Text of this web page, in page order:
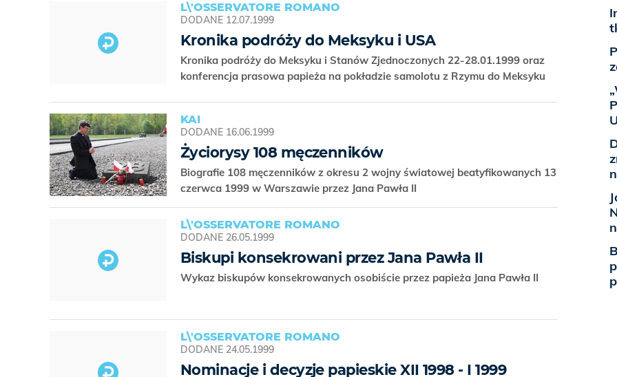
L\'OSSERVATORE ROMANO
DODANE 12.07.1999
Kronika podróży do Meksyku i USA
Kronika podróży do Meksyku i Stanów Zjednoczonych 22-28.01.1999 oraz
konferencja prasowa papieża na pokładzie samolotu z Rzymu do Meksyku
KAI
DODANE 16.06.1999
Życiorysy 108 męczenników
Biografie 108 męczenników z okresu 2 wojny światowej beatyfikowanych 13
czerwca 1999 w Warszawie przez Jana Pawła II
L\'OSSERVATORE ROMANO
DODANE 26.05.1999
Biskupi konsekrowani przez Jana Pawła II
Wykaz biskupów konsekrowanych osobiście przez papieża Jana Pawła II
L\'OSSERVATORE ROMANO
DODANE 24.05.1999
Nominacje i decyzje papieskie XII 1998 - I 1999